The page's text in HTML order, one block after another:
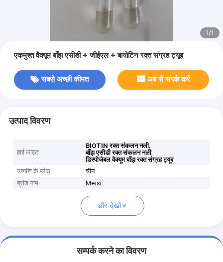
1/1
एकमुश्त वैक्यूम बाँझ एसीडी + जीईएल + बायोटिन रक्त संग्रह ट्यूब
सबसे अच्छी कीमत अब से संपर्क करें
उत्पाद विवरण
हाई लाइट
BIOTIN रक्त संकलन नली,
बाँझ एसीडी रक्त संकलन नली,
डिस्पोजेबल वैक्यूम बाँझ रक्त संग्रह ट्यूब
उत्पत्ति के प्लेस
चीन
ब्रांड नाम
Meisi
और देखो
सम्पर्क करने का विवरण